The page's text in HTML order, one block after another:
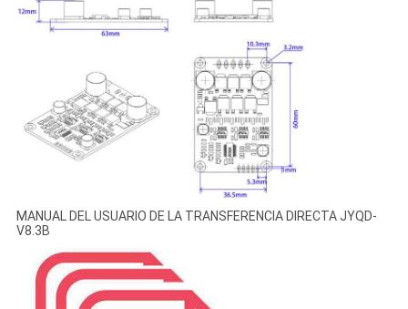
MANUAL DEL USUARIO DE LA TRANSFERENCIA DIRECTA JYQD-
V8.3B